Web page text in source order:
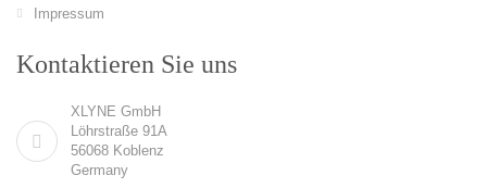
Impressum
Kontaktieren Sie uns
XLYNE GmbH
Löhrstraße 91A
56068 Koblenz
Germany